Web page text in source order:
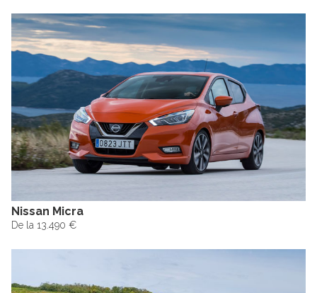
Nissan Micra
De la 13.490 €